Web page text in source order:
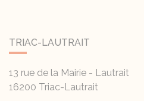
TRIAC-LAUTRAIT
13 rue de la Mairie - Lautrait
16200 Triac-Lautrait